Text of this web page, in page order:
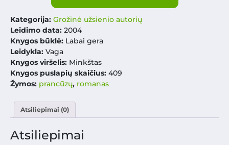
Kategorija: Grožinė užsienio autorių
Leidimo data: 2004
Knygos būklė: Labai gera
Leidykla: Vaga
Knygos viršelis: Minkštas
Knygos puslapių skaičius: 409
Žymos: prancūzų, romanas
Atsiliepimai (0)
Atsiliepimai